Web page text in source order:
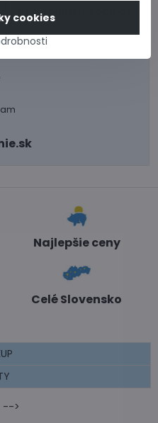
Nasledujúci produkt
Najlepšie ceny
Celé Slovensko
-->
cookies